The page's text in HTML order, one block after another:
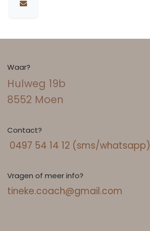
Waar?
Hulweg 19b
8552 Moen
Contact?
0497 54 14 12 (sms/whatsapp)
Vragen of meer info?
tineke.coach@gmail.com